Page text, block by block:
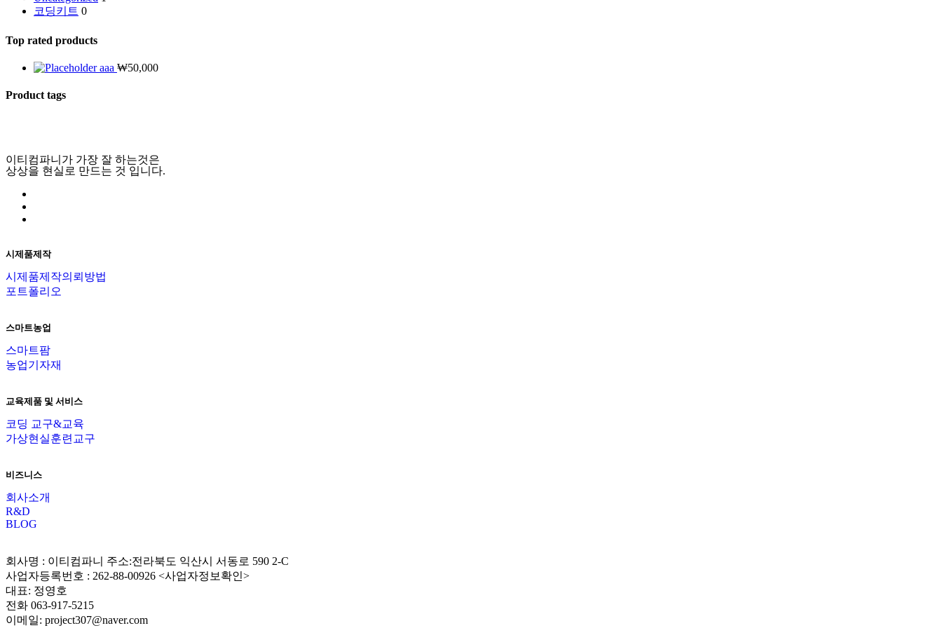
코딩키트 0
Top rated products
aaa ₩50,000
Product tags
이티컴파니가 가장 잘 하는것은
상상을 현실로 만드는 것 입니다.
시제품제작
시제품제작의뢰방법
포트폴리오
스마트농업
스마트팜
농업기자재
교육제품 및 서비스
코딩 교구&교육
가상현실훈련교구
비즈니스
회사소개
R&D
BLOG
회사명 : 이티컴파니 주소:전라북도 익산시 서동로 590 2-C
사업자등록번호 : 262-88-00926 <사업자정보확인>
대표: 정영호
전화 063-917-5215
이메일: project307@naver.com